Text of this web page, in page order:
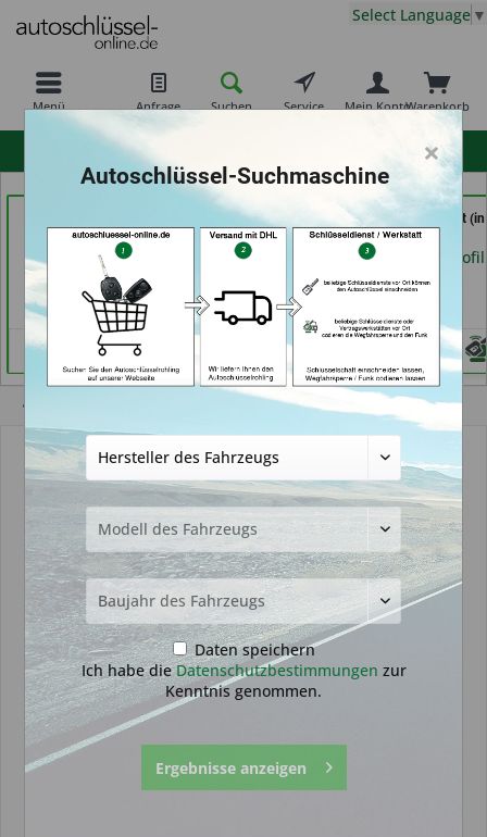
Menü Anfrage Suchen Service Warenkorb
Mein Konto
Select Language ▼
Sicherheitstechnik &
Schlüsseldienst (in
Berlin)
Händlerprofil
Shoes & Keys by Eski (in
Erlangen)
Händlerprofil
Service Punkt (in
Bremen)
Händlerprofil
Autoschlüsselgehäuse und Zubehör
×
Autoschlüssel-Suchmaschine
Daten speichern
Ich habe dieDatenschutzbestimmungen zur
Kenntnis genommen.
Ergebnisse anzeigen